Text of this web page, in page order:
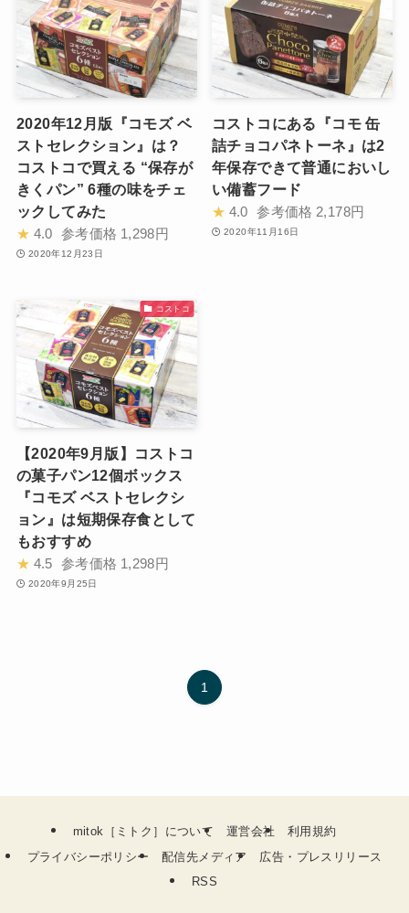
2020年12月版『コモズ ベ
ストセレクション』は？
コストコで買える “保存が
きくパン” 6種の味をチェ
ックしてみた
★ 4.0 参考価格 1,298円
2020年12月23日
コストコにある『コモ 缶
詰チョコパネトーネ』は2
年保存できて普通においし
い備蓄フード
★ 4.0 参考価格 2,178円
2020年11月16日
コストコ
【2020年9月版】コストコ
の菓子パン12個ボックス
『コモズ ベストセレクシ
ョン』は短期保存食として
もおすすめ
★ 4.5 参考価格 1,298円
2020年9月25日
1
mitok［ミトク］について 運営会社
利用規約
プライバシーポリシー
配信先メディア
広告・プレスリリース
RSS